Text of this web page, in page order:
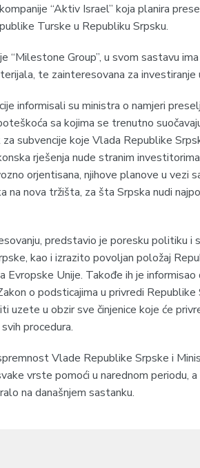
“Aktiv Israel” koja planira
Turske u Republiku Srpsku.
“Milestone Group”, u svom sastavu
te zainteresovana za investiranje
informisali su ministra o namjeri
sa kojima se trenutno
subvencije koje Vlada Republike
rješenja nude stranim
orjentisana, njihove planove u vezi
na nova tržišta, za šta Srpska nudi
predstavio je poresku politiku i
kao i izrazito povoljan položaj
Evropske Unije. Takođe ih je
o podsticajima u privredi
uzete u obzir sve činjenice koje će
procedura.
Vlade Republike Srpske i
vrste pomoći u narednom periodu, a
na današnjem sastanku.